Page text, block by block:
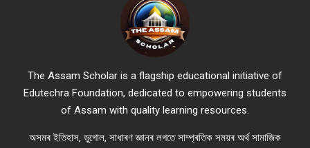
The Assam Scholar is a flagship educational initiative of
Edutechra Foundation, dedicated to empowering students
of Assam with quality learning resources.
অসমৰ ইতিহাস, ভুগোল, সাধাৰণ জ্ঞানৰ লগতে সাম্প্ৰতিক সময়ৰ অৰ্থ সামাজিক